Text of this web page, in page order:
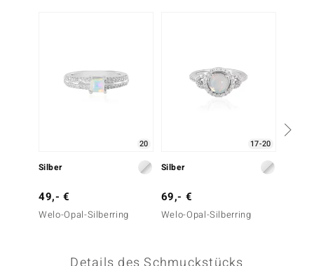
BY DE MELO
20
Silber
49,- €
Welo-Opal-Silberring
17-20
Silber
69,- €
Welo-Opal-Silberring